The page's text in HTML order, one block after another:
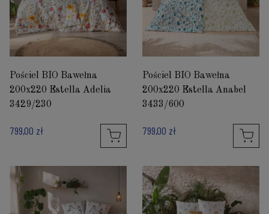
Pościel BIO Bawełna
200x220 Estella Adelia
3429/230
799,00 zł
Pościel BIO Bawełna
200x220 Estella Anabel
3433/600
799,00 zł